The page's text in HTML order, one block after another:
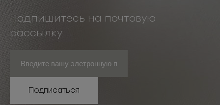
Подпишитесь на почтовую
рассылку
Подписаться